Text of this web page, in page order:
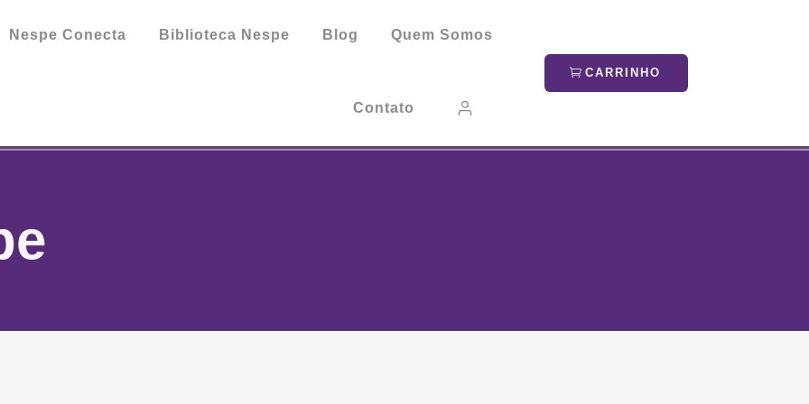
Nespe Conecta Biblioteca Nespe Blog Quem Somos
Contato
CARRINHO